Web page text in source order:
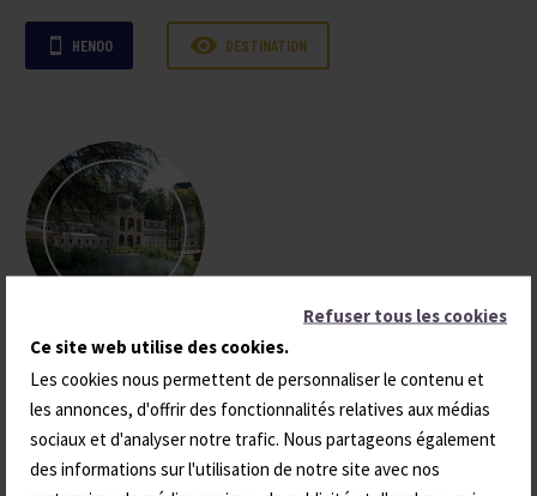
Refuser tous les cookies
Ce site web utilise des cookies.
Les cookies nous permettent de personnaliser le contenu et
les annonces, d'offrir des fonctionnalités relatives aux médias
sociaux et d'analyser notre trafic. Nous partageons également
des informations sur l'utilisation de notre site avec nos
 HENOO  DESTINATION
LE MONT-DORE
Massif du Sancy
 HENOO  DESTINATION